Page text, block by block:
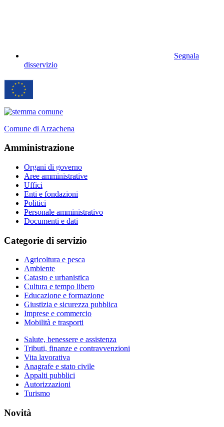
Segnala
disservizio
Comune di Arzachena
Amministrazione
Organi di governo
Aree amministrative
Uffici
Enti e fondazioni
Politici
Personale amministrativo
Documenti e dati
Categorie di servizio
Agricoltura e pesca
Ambiente
Catasto e urbanistica
Cultura e tempo libero
Educazione e formazione
Giustizia e sicurezza pubblica
Imprese e commercio
Mobilità e trasporti
Salute, benessere e assistenza
Tributi, finanze e contravvenzioni
Vita lavorativa
Anagrafe e stato civile
Appalti pubblici
Autorizzazioni
Turismo
Novità